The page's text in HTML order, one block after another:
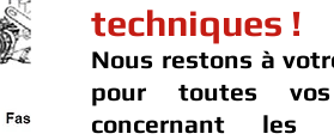
techniques !
Nous restons à
pour toutes vos
concernant les